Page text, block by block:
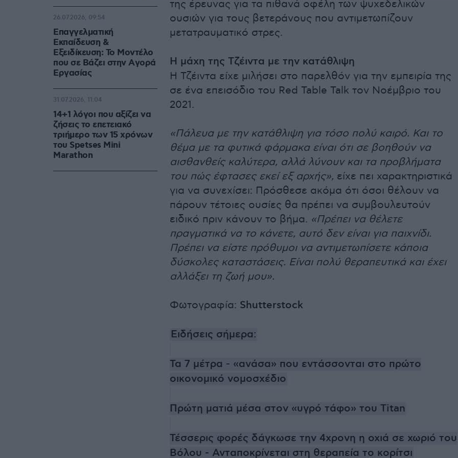
της έρευνας για τα πιθανά οφέλη των ψυχεδελικών
ουσιών για τους βετεράνους που αντιμετωπίζουν
μετατραυματικό στρες.
Η μάχη της Τζέιντα με την κατάθλιψη
Η Τζέιντα είχε μιλήσει στο παρελθόν για την εμπειρία της
σε ένα επεισόδιο του Red Table Talk τον Νοέμβριο του
2021.
«Πάλευα με την κατάθλιψη για τόσο πολύ καιρό. Και το
θέμα με τα φυτικά φάρμακα είναι ότι σε βοηθούν να
αισθανθείς καλύτερα, αλλά λύνουν και τα προβλήματα
του πώς έφτασες εκεί εξ αρχής», είχε πει χαρακτηριστικά
για να συνεχίσει: Πρόσθεσε ακόμα ότι όσοι θέλουν να
πάρουν τέτοιες ουσίες θα πρέπει να συμβουλευτούν
ειδικό πριν κάνουν το βήμα. «Πρέπει να θέλετε
πραγματικά να το κάνετε, αυτό δεν είναι για παιχνίδι.
Πρέπει να είστε πρόθυμοι να αντιμετωπίσετε κάποια
δύσκολες καταστάσεις. Είναι πολύ θεραπευτικά και έχει
αλλάξει τη ζωή μου».
Φωτογραφία: Shutterstock
Ειδήσεις σήμερα:
Τα 7 μέτρα - «ανάσα» που εντάσσονται στο πρώτο
οικονομικό νομοσχέδιο
Πρώτη ματιά μέσα στον «υγρό τάφο» του Titan
Τέσσερις φορές δάγκωσε την 4χρονη η οχιά σε χωριό του
Βόλου - Ανταποκρίνεται στη θεραπεία το κορίτσι
Επαγγελματική
Εκπαίδευση &
Εξειδίκευση: Το Mοντέλο
που σε Bάζει στην Aγορά
Eργασίας
26.07.2026, 09:54
14+1 λόγοι που αξίζει να
ζήσεις το επετειακό
τριήμερο των 15 χρόνων
του Spetses Mini
Marathon
31.07.2026, 11:04